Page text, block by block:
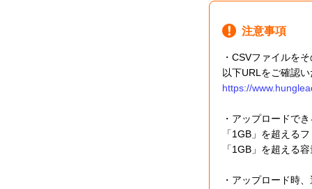
注意事項
・CSVファイルを
以下URLをご確認
https://
・アップロードで
「1GB」を超える
「1GB」を超える
・アップロード時